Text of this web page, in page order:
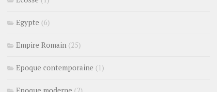
Egypte (6)
Empire Romain (25)
Epoque contemporaine (1)